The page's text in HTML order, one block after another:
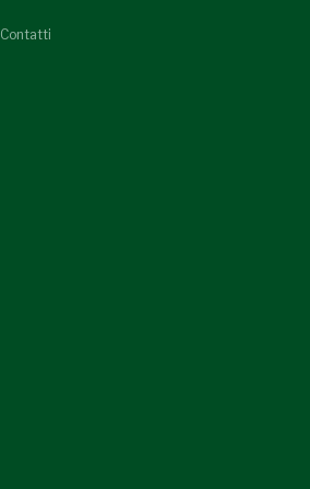
Contatti